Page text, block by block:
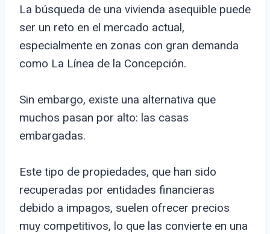
La búsqueda de una vivienda asequible puede
ser un reto en el mercado actual,
especialmente en zonas con gran demanda
como La Línea de la Concepción.
Sin embargo, existe una alternativa que
muchos pasan por alto: las casas
embargadas.
Este tipo de propiedades, que han sido
recuperadas por entidades financieras
debido a impagos, suelen ofrecer precios
muy competitivos, lo que las convierte en una